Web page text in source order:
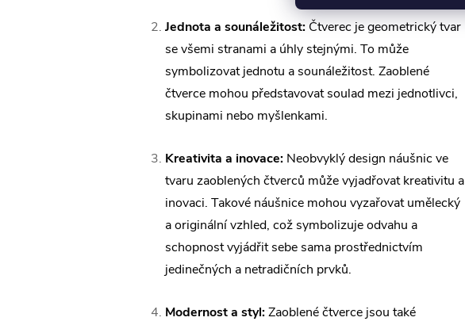
Jednota a sounáležitost: Čtverec je geometrický tvar
se všemi stranami a úhly stejnými. To může
symbolizovat jednotu a sounáležitost. Zaoblené
čtverce mohou představovat soulad mezi jednotlivci,
skupinami nebo myšlenkami.
Kreativita a inovace: Neobvyklý design náušnic ve
tvaru zaoblených čtverců může vyjadřovat kreativitu a
inovaci. Takové náušnice mohou vyzařovat umělecký
a originální vzhled, což symbolizuje odvahu a
schopnost vyjádřit sebe sama prostřednictvím
jedinečných a netradičních prvků.
Modernost a styl:Zaoblené čtverce jsou také